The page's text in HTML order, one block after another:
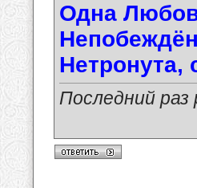
Одна
Нетронута,
Последний раз